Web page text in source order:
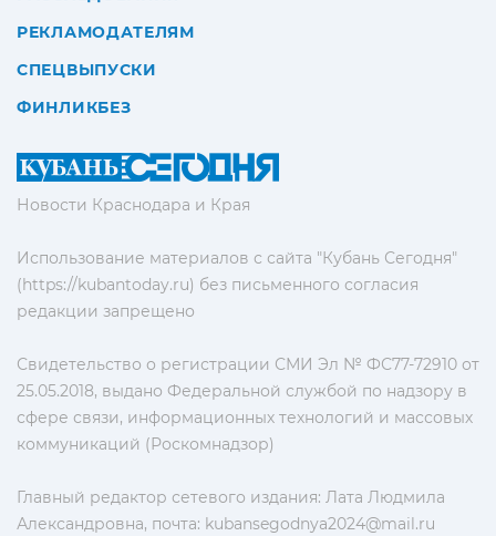
Новости Краснодара и Края
Использование материалов с сайта "Кубань Сегодня"
(https://kubantoday.ru) без письменного согласия
редакции запрещено
Свидетельство о регистрации СМИ Эл № ФС77-72910 от
25.05.2018, выдано Федеральной службой по надзору в
сфере связи, информационных технологий и массовых
коммуникаций (Роскомнадзор)
Главный редактор сетевого издания: Лата Людмила
Александровна, почта: kubansegodnya2024@mail.ru
РЕКЛАМОДАТЕЛЯМ
СПЕЦВЫПУСКИ
ФИНЛИКБЕЗ